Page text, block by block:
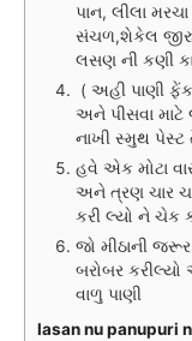
પાન, લીલા
સંચળ,શેકેલ જીરું,
લસણ ની કણી
( અહી પાણી
અને પીસવા
નાખી સ્મુથ પેસ્ટ
હવે એક મોટા
અને ત્રણ ચાર
કરી લ્યો ને ચેક
જો મીઠાની
બરોબર કરીલ્યો
વાળુ પાણી
lasan nu panupuri